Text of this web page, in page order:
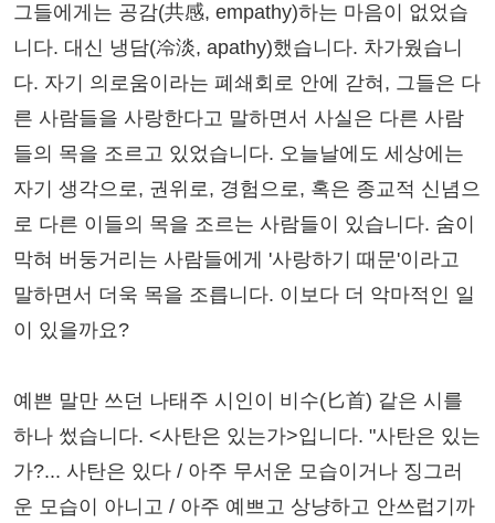
그들에게는 공감(共感, empathy)하는 마음이 없었습
니다. 대신 냉담(冷淡, apathy)했습니다. 차가웠습니
다. 자기 의로움이라는 폐쇄회로 안에 갇혀, 그들은 다
른 사람들을 사랑한다고 말하면서 사실은 다른 사람
들의 목을 조르고 있었습니다. 오늘날에도 세상에는
자기 생각으로, 권위로, 경험으로, 혹은 종교적 신념으
로 다른 이들의 목을 조르는 사람들이 있습니다. 숨이
막혀 버둥거리는 사람들에게 '사랑하기 때문'이라고
말하면서 더욱 목을 조릅니다. 이보다 더 악마적인 일
이 있을까요?
예쁜 말만 쓰던 나태주 시인이 비수(匕首) 같은 시를
하나 썼습니다. <사탄은 있는가>입니다. "사탄은 있는
가?... 사탄은 있다 / 아주 무서운 모습이거나 징그러
운 모습이 아니고 / 아주 예쁘고 상냥하고 안쓰럽기까